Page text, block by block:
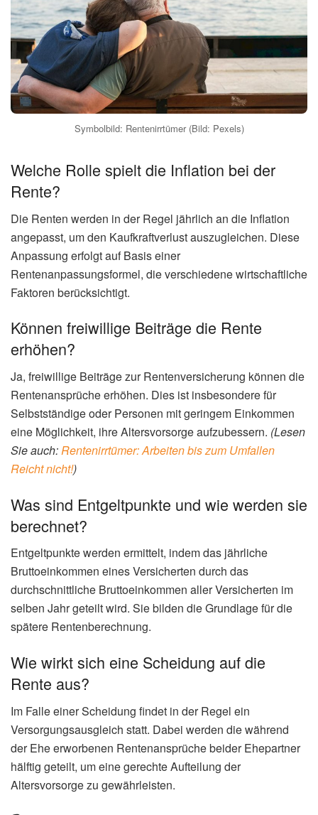
Symbolbild: Rentenirrtümer (Bild: Pexels)
Welche Rolle spielt die Inflation bei der
Rente?
Die Renten werden in der Regel jährlich an die Inflation
angepasst, um den Kaufkraftverlust auszugleichen. Diese
Anpassung erfolgt auf Basis einer
Rentenanpassungsformel, die verschiedene wirtschaftliche
Faktoren berücksichtigt.
Können freiwillige Beiträge die Rente
erhöhen?
Ja, freiwillige Beiträge zur Rentenversicherung können die
Rentenansprüche erhöhen. Dies ist insbesondere für
Selbstständige oder Personen mit geringem Einkommen
eine Möglichkeit, ihre Altersvorsorge aufzubessern. (Lesen
Sie auch:Rentenirrtümer: Arbeiten bis zum Umfallen
Reicht nicht!)
Was sind Entgeltpunkte und wie werden sie
berechnet?
Entgeltpunkte werden ermittelt, indem das jährliche
Bruttoeinkommen eines Versicherten durch das
durchschnittliche Bruttoeinkommen aller Versicherten im
selben Jahr geteilt wird. Sie bilden die Grundlage für die
spätere Rentenberechnung.
Wie wirkt sich eine Scheidung auf die
Rente aus?
Im Falle einer Scheidung findet in der Regel ein
Versorgungsausgleich statt. Dabei werden die während
der Ehe erworbenen Rentenansprüche beider Ehepartner
hälftig geteilt, um eine gerechte Aufteilung der
Altersvorsorge zu gewährleisten.